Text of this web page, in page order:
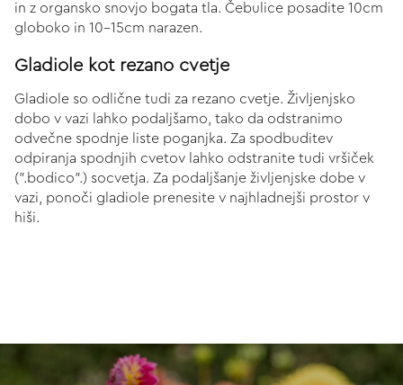
in z organsko snovjo bogata tla. Čebulice posadite 10cm
globoko in 10-15cm narazen.
Gladiole kot rezano cvetje
Gladiole so odlične tudi za rezano cvetje. Življenjsko
dobo v vazi lahko podaljšamo, tako da odstranimo
odvečne spodnje liste poganjka. Za spodbuditev
odpiranja spodnjih cvetov lahko odstranite tudi vršiček
(".bodico".) socvetja. Za podaljšanje življenjske dobe v
vazi, ponoči gladiole prenesite v najhladnejši prostor v
hiši.